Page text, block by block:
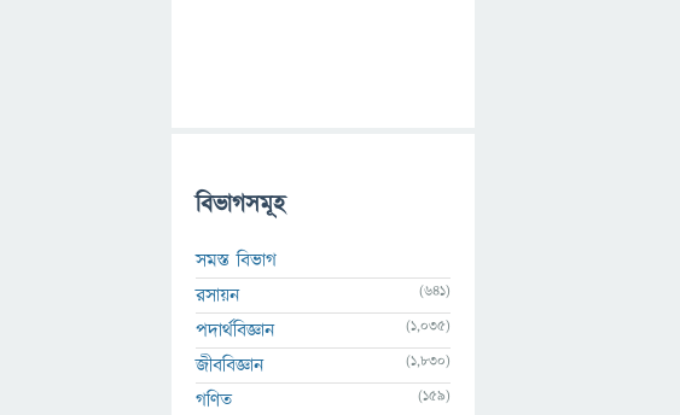
বিভাগসমূহ
সমস্ত বিভাগ
রসায়ন
(641)
পদার্থবিজ্ঞান (1,035)
জীববিজ্ঞান (1,830)
গণিত (159)